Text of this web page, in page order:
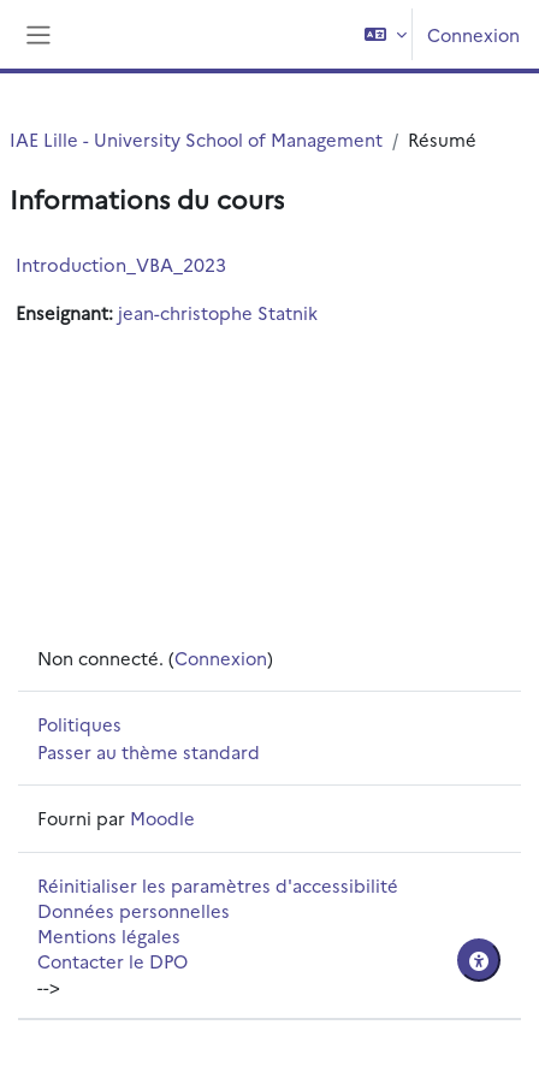
Connexion
IAE Lille - University School of Management Résumé
Informations du cours
Introduction_VBA_2023
Enseignant: jean-christophe Statnik
Non connecté. (Connexion)
Politiques
Passer au thème standard
Fourni par Moodle
Réinitialiser les paramètres d'accessibilité
Données personnelles
Mentions légales
Contacter le DPO
-->